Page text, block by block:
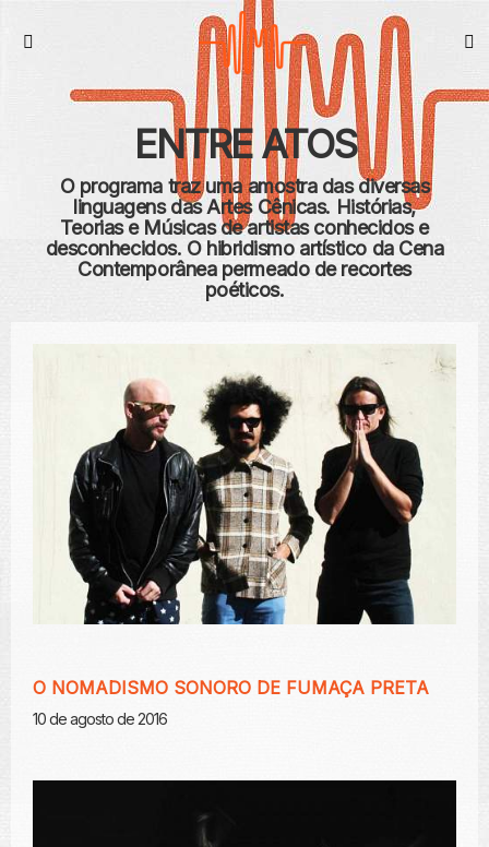
ENTRE ATOS
O programa traz uma amostra das diversas
linguagens das Artes Cênicas. Histórias,
Teorias e Músicas de artistas conhecidos e
desconhecidos. O hibridismo artístico da Cena
Contemporânea permeado de recortes
poéticos.
O NOMADISMO SONORO DE FUMAÇA PRETA
10 de agosto de 2016